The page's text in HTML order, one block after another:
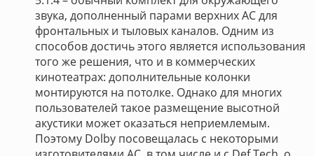
звука, дополненный парами верхних АС для
фронтальных и тыловых каналов. Одним из
способов достичь этого является использования
того же решения, что и в коммерческих
кинотеатрах: дополнительные колонки
монтируются на потолке. Однако для многих
пользователей такое размещение высотной
акустики может оказаться неприемлемым.
Поэтому Dolby посовещалась с некоторыми